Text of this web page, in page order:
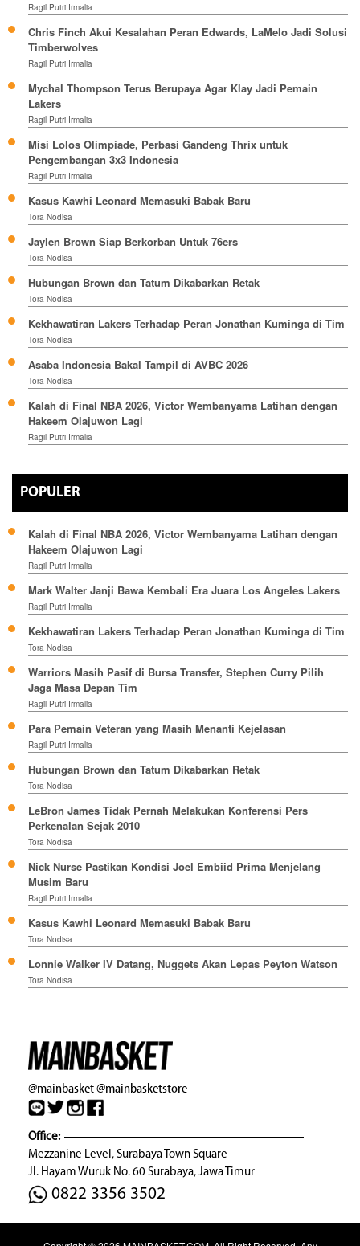
Ragil Putri Irmalia
Chris Finch Akui Kesalahan Peran Edwards, LaMelo Jadi Solusi
Timberwolves
Ragil Putri Irmalia
Mychal Thompson Terus Berupaya Agar Klay Jadi Pemain
Lakers
Ragil Putri Irmalia
Misi Lolos Olimpiade, Perbasi Gandeng Thrix untuk
Pengembangan 3x3 Indonesia
Ragil Putri Irmalia
Kasus Kawhi Leonard Memasuki Babak Baru
Tora Nodisa
Jaylen Brown Siap Berkorban Untuk 76ers
Tora Nodisa
Hubungan Brown dan Tatum Dikabarkan Retak
Tora Nodisa
Kekhawatiran Lakers Terhadap Peran Jonathan Kuminga di Tim
Tora Nodisa
Asaba Indonesia Bakal Tampil di AVBC 2026
Tora Nodisa
Kalah di Final NBA 2026, Victor Wembanyama Latihan dengan
Hakeem Olajuwon Lagi
Ragil Putri Irmalia
POPULER
Kalah di Final NBA 2026, Victor Wembanyama Latihan dengan
Hakeem Olajuwon Lagi
Ragil Putri Irmalia
Mark Walter Janji Bawa Kembali Era Juara Los Angeles Lakers
Ragil Putri Irmalia
Kekhawatiran Lakers Terhadap Peran Jonathan Kuminga di Tim
Tora Nodisa
Warriors Masih Pasif di Bursa Transfer, Stephen Curry Pilih
Jaga Masa Depan Tim
Ragil Putri Irmalia
Para Pemain Veteran yang Masih Menanti Kejelasan
Ragil Putri Irmalia
Hubungan Brown dan Tatum Dikabarkan Retak
Tora Nodisa
LeBron James Tidak Pernah Melakukan Konferensi Pers
Perkenalan Sejak 2010
Tora Nodisa
Nick Nurse Pastikan Kondisi Joel Embiid Prima Menjelang
Musim Baru
Ragil Putri Irmalia
Kasus Kawhi Leonard Memasuki Babak Baru
Tora Nodisa
Lonnie Walker IV Datang, Nuggets Akan Lepas Peyton Watson
Tora Nodisa
@mainbasket@mainbasketstore
Office:
Mezzanine Level, Surabaya Town Square
Jl. Hayam Wuruk No. 60 Surabaya, Jawa Timur
0822 3356 3502